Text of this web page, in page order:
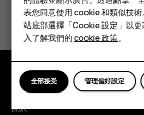
配件
平板電腦
您認為這有幫助嗎？
是 否
探索
關於
表您同意使用 cookie 和類似技
站底部選擇「Cookie 設定」以
入了解我們的cookie 政策。
管理偏好設定
全部接受